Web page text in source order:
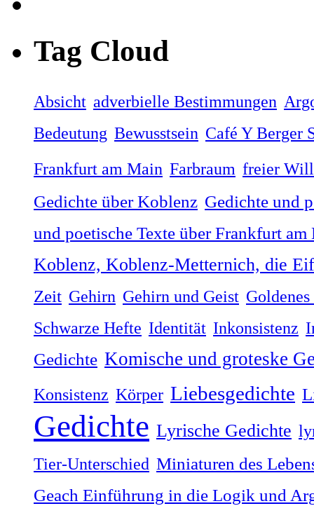
Tag Cloud
Absicht adverbielle Bestimmungen
Bedeutung Bewusstsein Café Y Berger
Frankfurt am Main Farbraum freier
Gedichte über Koblenz Gedichte und
und poetische Texte über Frankfurt am
Koblenz, Koblenz-Metternich, die
Zeit Gehirn Gehirn und Geist
Schwarze Hefte Identität Inkonsistenz
Gedichte Komische und groteske
Konsistenz Körper Liebesgedichte
Gedichte Lyrische Gedichte
Tier-Unterschied Miniaturen des
Geach Einführung in die Logik und